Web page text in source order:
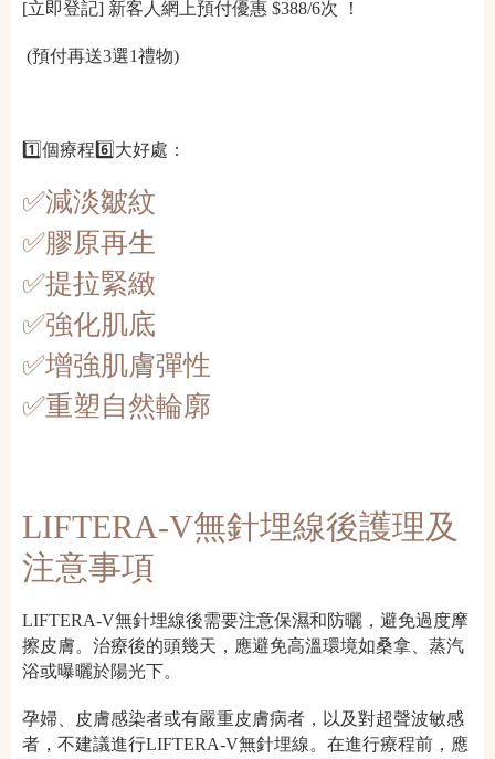
[立即登記] 新客人網上預付優惠 $388/6次 ！
(預付再送3選1禮物)
1️⃣個療程6️⃣大好處：
✅減淡皺紋
✅膠原再生
✅提拉緊緻
✅強化肌底
✅增強肌膚彈性
✅重塑自然輪廓
LIFTERA-V無針埋線後護理及
注意事項
LIFTERA-V無針埋線後需要注意保濕和防曬，避免過度摩
擦皮膚。治療後的頭幾天，應避免高溫環境如桑拿、蒸汽
浴或曝曬於陽光下。
孕婦、皮膚感染者或有嚴重皮膚病者，以及對超聲波敏感
者，不建議進行LIFTERA-V無針埋線。在進行療程前，應